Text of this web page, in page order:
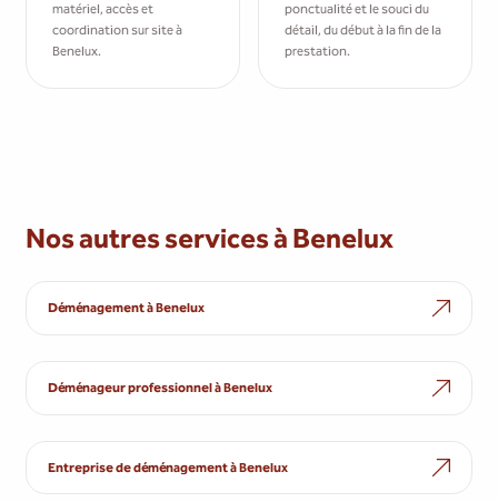
matériel, accès et
coordination sur site à
Benelux.
ponctualité et le souci du
détail, du début à la fin de la
prestation.
Nos autres services à Benelux
Déménagement à Benelux
Déménageur professionnel à Benelux
Entreprise de déménagement à Benelux